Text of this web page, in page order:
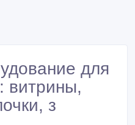
для
витрины,
з